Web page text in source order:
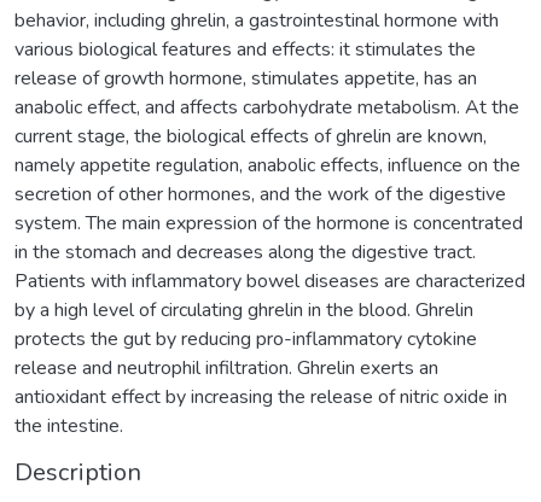
behavior, including ghrelin, a gastrointestinal hormone with
various biological features and effects: it stimulates the
release of growth hormone, stimulates appetite, has an
anabolic effect, and affects carbohydrate metabolism. At the
current stage, the biological effects of ghrelin are known,
namely appetite regulation, anabolic effects, influence on the
secretion of other hormones, and the work of the digestive
system. The main expression of the hormone is concentrated
in the stomach and decreases along the digestive tract.
Patients with inflammatory bowel diseases are characterized
by a high level of circulating ghrelin in the blood. Ghrelin
protects the gut by reducing pro-inflammatory cytokine
release and neutrophil infiltration. Ghrelin exerts an
antioxidant effect by increasing the release of nitric oxide in
the intestine.
Description